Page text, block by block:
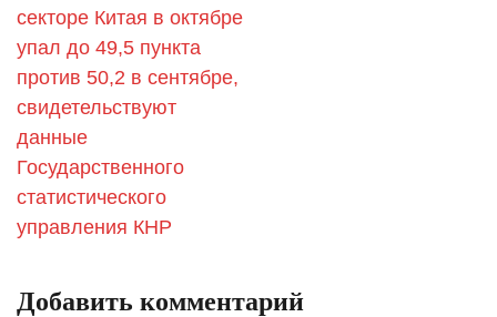
секторе Китая в октябре
упал до 49,5 пункта
против 50,2 в сентябре,
свидетельствуют
данные
Государственного
статистического
управления КНР
Добавить комментарий